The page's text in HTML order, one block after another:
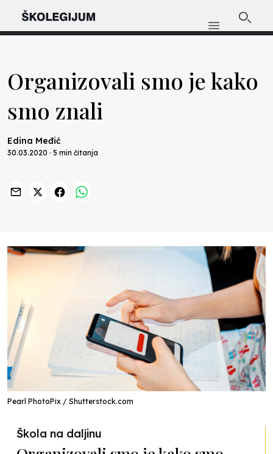
Organizovali smo je kako
smo znali
Edina Međić
30.03.2020 · 5 min čitanja
Pearl PhotoPix / Shutterstock.com
Škola na daljinu